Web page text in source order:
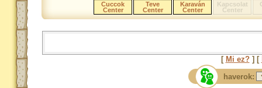
Cuccok
Center
Teve
Center
Karaván
Center
Kapcsolat
Center
[ Mi ez?] [
haverok: